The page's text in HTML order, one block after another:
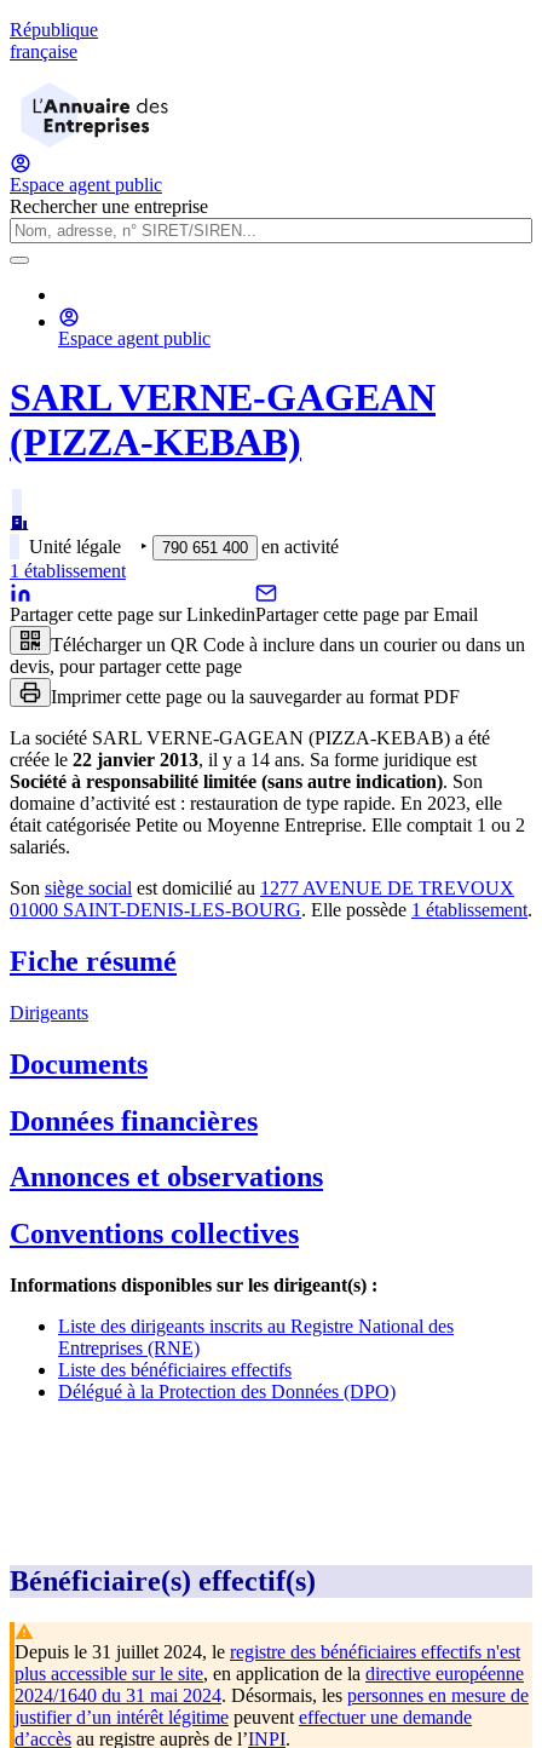
République
française
Espace agent public
Rechercher une entreprise
Espace agent public
SARL VERNE-GAGEAN
(PIZZA-KEBAB)
Unité légale ‣ 790 651 400
en activité
1 établissement
Partager cette page sur LinkedinPartager cette page par Email
Télécharger un QR Code à inclure dans un courier ou dans un
devis, pour partager cette page
Imprimer cette page ou la sauvegarder au format PDF
La société SARL VERNE-GAGEAN (PIZZA-KEBAB) a été
créée le 22 janvier 2013, il y a 14 ans. Sa forme juridique est
Société à responsabilité limitée (sans autre indication). Son
domaine d’activité est : restauration de type rapide. En 2023, elle
était catégorisée Petite ou Moyenne Entreprise. Elle comptait 1 ou 2
salariés.
Son siège social est domicilié au 1277 AVENUE DE TREVOUX
01000 SAINT-DENIS-LES-BOURG. Elle possède 1 établissement.
Fiche résumé
Dirigeants
Documents
Données financières
Annonces et observations
Conventions collectives
Informations disponibles sur les dirigeant(s) :
Liste des dirigeants inscrits au Registre National des
Entreprises (RNE)
Liste des bénéficiaires effectifs
Délégué à la Protection des Données (DPO)
Bénéficiaire(s) effectif(s)
Depuis le 31 juillet 2024, le registre des bénéficiaires effectifs n'est
plus accessible sur le site, en application de la directive européenne
2024/1640 du 31 mai 2024. Désormais, les personnes en mesure de
justifier d’un intérêt légitime peuvent effectuer une demande
d’accès au registre auprès de l’INPI.